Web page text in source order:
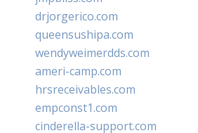
drjorgerico.com
queensushipa.com
wendyweimerdds.com
ameri-camp.com
hrsreceivables.com
empconst1.com
cinderella-support.com